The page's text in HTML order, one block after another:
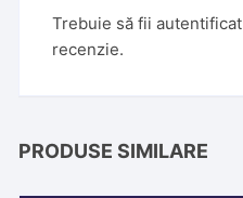
Trebuie să fiiautentificat
recenzie.
PRODUSE SIMILARE